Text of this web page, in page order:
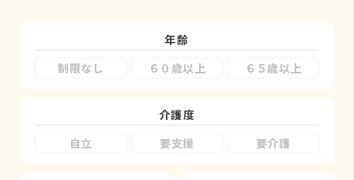
年齢
制限なし
６０歳以上 ６５歳以上
介護度
自立
要支援 要介護